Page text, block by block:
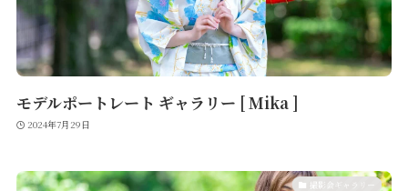
モデルポートレート ギャラリー [ Mika ]
2024年7月29日
撮影会ギャラリー